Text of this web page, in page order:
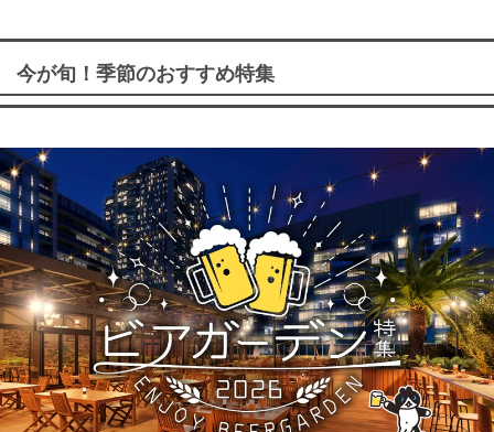
今が旬！季節のおすすめ特集